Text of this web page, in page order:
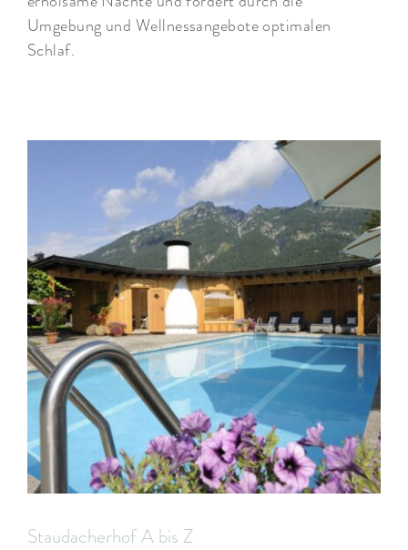
Umgebung und Wellnessangebote optimalen
Schlaf.
Staudacherhof A bis Z